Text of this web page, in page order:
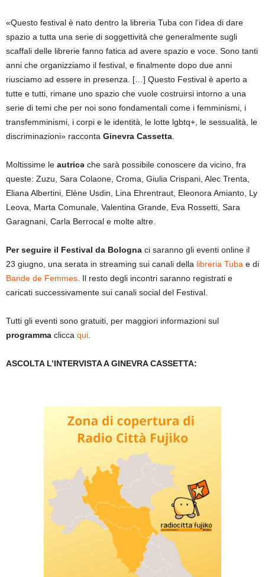
«Questo festival è nato dentro la libreria Tuba con l’idea di dare
spazio a tutta una serie di soggettività che generalmente sugli
scaffali delle librerie fanno fatica ad avere spazio e voce. Sono tanti
anni che organizziamo il festival, e finalmente dopo due anni
riusciamo ad essere in presenza. […] Questo Festival è aperto a
tutte e tutti, rimane uno spazio che vuole costruirsi intorno a una
serie di temi che per noi sono fondamentali come i femminismi, i
transfemminismi, i corpi e le identità, le lotte lgbtq+, le sessualità, le
discriminazioni» racconta Ginevra Cassetta.
Moltissime le autricə che sarà possibile conoscere da vicino, fra
queste: Zuzu, Sara Colaone, Croma, Giulia Crispani, Alec Trenta,
Eliana Albertini, Elène Usdin, Lina Ehrentraut, Eleonora Amianto, Ly
Leova, Marta Comunale, Valentina Grande, Eva Rossetti, Sara
Garagnani, Carla Berrocal e molte altre.
Per seguire il Festival da Bologna ci saranno gli eventi online il
23 giugno, una serata in streaming sui canali della libreria Tuba e di
Bande de Femmes. Il resto degli incontri saranno registrati e
caricati successivamente sui canali social del Festival.
Tutti gli eventi sono gratuiti, per maggiori informazioni sul
programma clicca qui.
ASCOLTA L’INTERVISTA A GINEVRA CASSETTA: